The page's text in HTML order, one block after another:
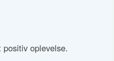
oplevelse.